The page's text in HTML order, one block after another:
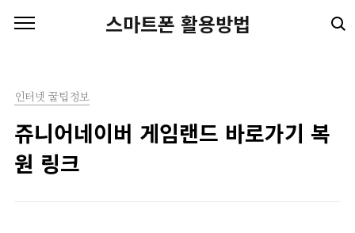
스마트폰 활용방법
인터넷 꿀팁정보
쥬니어네이버 게임랜드 바로가기 복
원 링크